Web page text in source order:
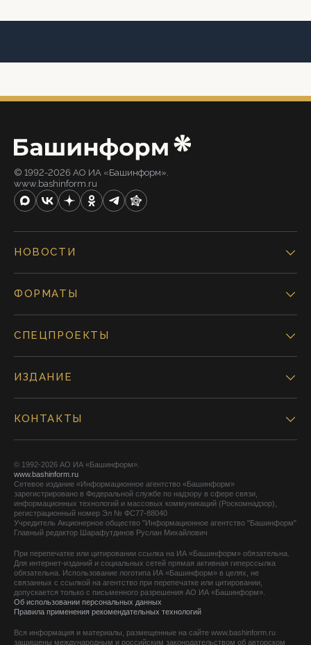
© 1992-2026 АО ИА «Башинформ».
www.bashinform.ru
НОВОСТИ
ФОРМАТЫ
СПЕЦПРОЕКТЫ
ИЗДАНИЕ
КОНТАКТЫ
© 1992-2026 АО ИА «Башинформ».
www.bashinform.ru
Сетевое издание «Информационное агентство «Башинформ»
зарегистрировано в Федеральной службе по надзору в сфере связи,
информационных технологий и массовых коммуникаций (Роскомнадзор),
регистрационный номер Эл № ФС77-88040
Учредитель Акционерное общество "Информационное агентство "Башинформ"
Главный редактор Шарафутдинов Руслан Михайлович
При перепечатке или цитировании ссылка на ИА «Башинформ» обязательна.
Для интернет-изданий и социальных сетей прямая активная гиперссылка
обязательна. Использование логотипа ИА «Башинформ» в целях, не
связанных с ссылкой на агентство при перепечатке или цитировании,
допускается только с письменного разрешения АО ИА «Башинформ».
Об использовании персональных данных
Правила применения рекомендательных технологий
Вся информация и материалы, размещенные на сайте www.bashinform.ru
защищены международным и российским законодательством об авторском